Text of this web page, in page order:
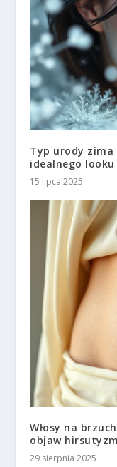
Typ urody zima
idealnego looku
15 lipca 2025
Włosy na
objaw
29 sierpnia 2025